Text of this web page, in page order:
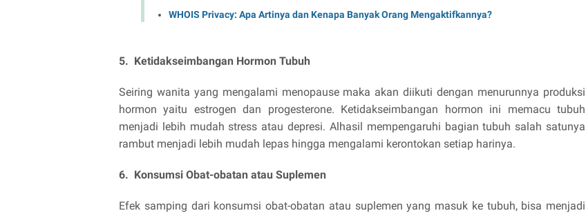
WHOIS Privacy: Apa Artinya dan Kenapa Banyak Orang Mengaktifkannya?
5. Ketidakseimbangan Hormon Tubuh
Seiring wanita yang mengalami menopause maka akan diikuti dengan menurunnya produksi
hormon yaitu estrogen dan progesterone. Ketidakseimbangan hormon ini memacu tubuh
menjadi lebih mudah stress atau depresi. Alhasil mempengaruhi bagian tubuh salah satunya
rambut menjadi lebih mudah lepas hingga mengalami kerontokan setiap harinya.
6. Konsumsi Obat-obatan atau Suplemen
Efek samping dari konsumsi obat-obatan atau suplemen yang masuk ke tubuh, bisa menjadi